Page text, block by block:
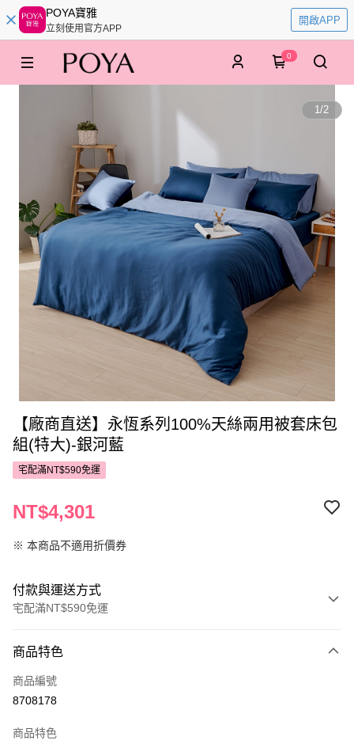
POYA寶雅
立刻使用官方APP
開啟APP
0
1/2
【廠商直送】永恆系列100%天絲兩用被套床包
組(特大)-銀河藍
宅配滿NT$590免運
NT$4,301
※ 本商品不適用折價券
付款與運送方式
宅配滿NT$590免運
POYA支付
信用卡一次付款
商品特色
商品編號
8708178
商品特色